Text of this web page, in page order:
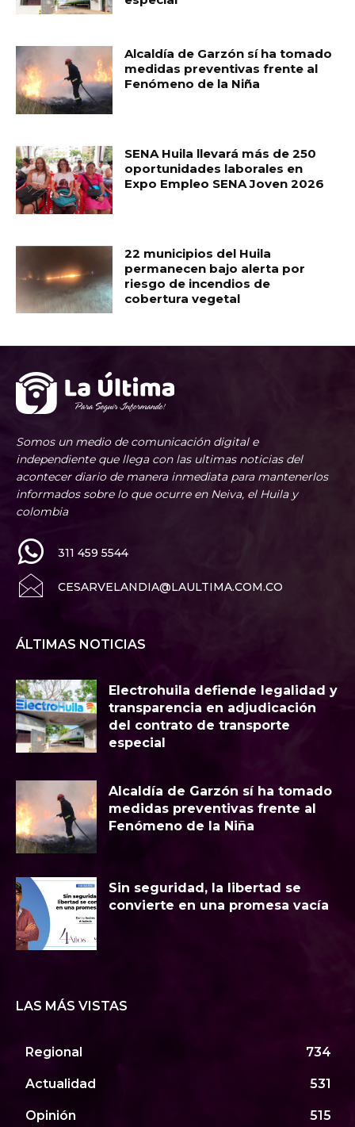
Alcaldía de Garzón sí ha tomado
medidas preventivas frente al
Fenómeno de la Niña
SENA Huila llevará más de 250
oportunidades laborales en
Expo Empleo SENA Joven 2026
22 municipios del Huila
permanecen bajo alerta por
riesgo de incendios de
cobertura vegetal
Somos un medio de comunicación digital e
independiente que llega con las ultimas noticias del
acontecer diario de manera inmediata para mantenerlos
informados sobre lo que ocurre en Neiva, el Huila y
colombia
311 459 5544
CESARVELANDIA@LAULTIMA.COM.CO
ÁLTIMAS NOTICIAS
Electrohuila defiende legalidad y
transparencia en adjudicación
del contrato de transporte
especial
Alcaldía de Garzón sí ha tomado
medidas preventivas frente al
Fenómeno de la Niña
Sin seguridad, la libertad se
convierte en una promesa vacía
LAS MÁS VISTAS
Regional 734
Actualidad 531
Opinión 515